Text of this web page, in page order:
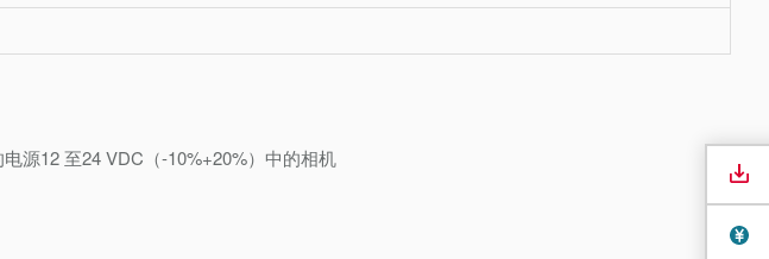
源12 至24 VDC（-10%+20%）中的相机